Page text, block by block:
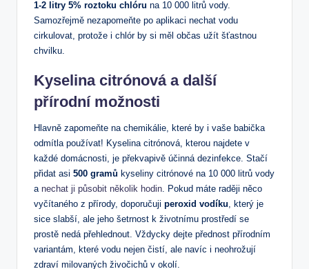
1-2 litry 5% roztoku chlóru na 10 000 litrů vody.
Samozřejmě nezapomeňte po aplikaci nechat vodu
cirkulovat, protože i chlór by si měl občas užít šťastnou
chvilku.
Kyselina citrónová a další
přírodní možnosti
Hlavně zapomeňte na chemikálie, které by i vaše babička
odmítla používat! Kyselina citrónová, kterou najdete v
každé domácnosti, je překvapivě účinná dezinfekce. Stačí
přidat asi 500 gramů kyseliny citrónové na 10 000 litrů vody
a nechat ji působit několik hodin. Pokud máte raději něco
vyčítaného z přírody, doporučuji peroxid vodíku, který je
sice slabší, ale jeho šetrnost k životnímu prostředí se
prostě nedá přehlednout. Vždycky dejte přednost přírodním
variantám, které vodu nejen čistí, ale navíc i neohrožují
zdraví milovaných živočichů v okolí.